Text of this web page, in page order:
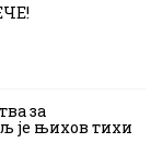
за
је њихов тихи